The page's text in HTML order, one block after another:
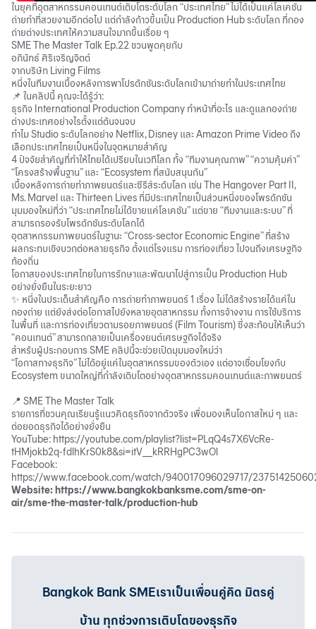
ในยุคที่อุตสาหกรรมคอนเทนต์เติบโตระดับโลก “ประเทศไทย” ไม่ได้เป็นแค่โลเคชัน
ถ่ายทำที่สวยงามอีกต่อไป แต่กำลังก้าวขึ้นเป็น Production Hub ระดับโลก ที่กอง
ถ่ายต่างประเทศให้ความสนใจมากขึ้นเรื่อย ๆ
SME The Master Talk Ep.22 ชวนพูดคุยกับ
อภินัทธ์ ศิริเจริญจิตต์
จากบริษัท Living Films
หนึ่งในทีมงานเบื้องหลังการพาโปรดักชันระดับโลกเข้ามาถ่ายทำในประเทศไทย
📌 ในคลิปนี้ คุณจะได้รู้ว่า:
ธุรกิจ International Production Company ทำหน้าที่อะไร และดูแลกองถ่าย
ต่างประเทศอย่างไรตั้งแต่ต้นจนจบ
ทำไม Studio ระดับโลกอย่าง Netflix, Disney และ Amazon Prime Video ถึง
เลือกประเทศไทยเป็นหนึ่งในจุดหมายสำคัญ
4 ปัจจัยสำคัญที่ทำให้ไทยได้เปรียบในเวทีโลก ทั้ง “ทีมงานคุณภาพ” “ความคุ้มค่า”
“โครงสร้างพื้นฐาน” และ “Ecosystem ที่สนับสนุนกัน”
เบื้องหลังการถ่ายทำภาพยนตร์และซีรีส์ระดับโลก เช่น The Hangover Part II,
Ms. Marvel และ Thirteen Lives ที่มีประเทศไทยเป็นส่วนหนึ่งของโพรดักชัน
มุมมองใหม่ที่ว่า “ประเทศไทยไม่ได้ขายแค่โลเคชัน” แต่ขาย “ทีมงานและระบบ” ที่
สามารถรองรับโพรดักชันระดับโลกได้
อุตสาหกรรมภาพยนตร์ในฐานะ “Cross-sector Economic Engine” ที่สร้าง
ผลกระทบเชิงบวกต่อหลายธุรกิจ ตั้งแต่โรงแรม การท่องเที่ยว ไปจนถึงเศรษฐกิจ
ท้องถิ่น
โอกาสของประเทศไทยในการรักษาและพัฒนาไปสู่การเป็น Production Hub
อย่างยั่งยืนในระยะยาว
✨ หนึ่งในประเด็นสำคัญคือ การถ่ายทำภาพยนตร์ 1 เรื่อง ไม่ได้สร้างรายได้แค่ใน
กองถ่าย แต่ยังส่งต่อโอกาสไปยังหลายอุตสาหกรรม ทั้งการจ้างงาน การใช้บริการ
ในพื้นที่ และการท่องเที่ยวตามรอยภาพยนตร์ (Film Tourism) ซึ่งสะท้อนให้เห็นว่า
“คอนเทนต์” สามารถกลายเป็นเครื่องยนต์เศรษฐกิจได้จริง
สำหรับผู้ประกอบการ SME คลิปนี้จะช่วยเปิดมุมมองใหม่ว่า
“โอกาสทางธุรกิจ” ไม่ได้อยู่แค่ในอุตสาหกรรมของตัวเอง แต่อาจเชื่อมโยงกับ
Ecosystem ขนาดใหญ่ที่กำลังเติบโตอย่างอุตสาหกรรมคอนเทนต์และภาพยนตร์
📍 SME The Master Talk
รายการที่ชวนคุณเรียนรู้แนวคิดธุรกิจจากตัวจริง เพื่อมองเห็นโอกาสใหม่ ๆ และ
ต่อยอดธุรกิจได้อย่างยั่งยืน
YouTube: https://youtube.com/playlist?list=PLqQ4s7X6VcRe-
tHMjokb2q-fdlhKrS0k8&si=itV__kRRHgPC3wOl
Facebook:
https://www.facebook.com/watch/940017096029717/
Website: https://www.bangkokbanksme.com/sme-on-
air/sme-the-master-talk/production-hub
Bangkok Bank SMEเราเป็นเพื่อนคู่คิด มิตรคู่
บ้าน ทุกช่วงการเติบโตของธุรกิจ